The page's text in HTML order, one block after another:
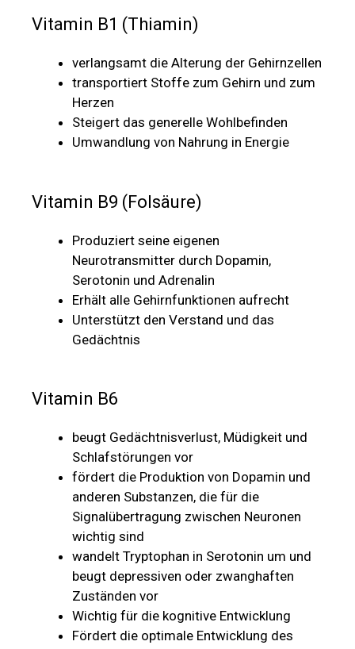
Vitamin B1 (Thiamin)
verlangsamt die Alterung der Gehirnzellen
transportiert Stoffe zum Gehirn und zum
Herzen
Steigert das generelle Wohlbefinden
Umwandlung von Nahrung in Energie
Vitamin B9 (Folsäure)
Produziert seine eigenen
Neurotransmitter durch Dopamin,
Serotonin und Adrenalin
Erhält alle Gehirnfunktionen aufrecht
Unterstützt den Verstand und das
Gedächtnis
Vitamin B6
beugt Gedächtnisverlust, Müdigkeit und
Schlafstörungen vor
fördert die Produktion von Dopamin und
anderen Substanzen, die für die
Signalübertragung zwischen Neuronen
wichtig sind
wandelt Tryptophan in Serotonin um und
beugt depressiven oder zwanghaften
Zuständen vor
Wichtig für die kognitive Entwicklung
Fördert die optimale Entwicklung des